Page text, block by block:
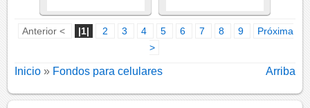
Anterior < |1| 2 3 4 5 6 7 8 9
Próxima
>
Inicio » Fondos para celulares Arriba